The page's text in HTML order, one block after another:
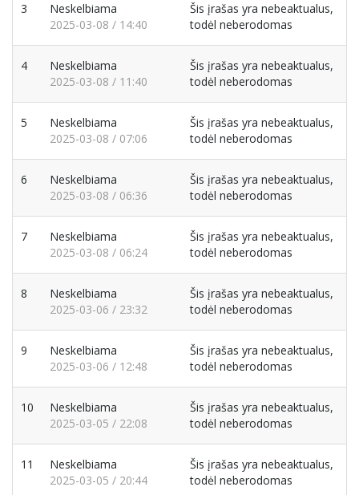
3
Neskelbiama
2025-03-08 / 14:40
Šis įrašas yra nebeaktualus,
todėl neberodomas
4
Neskelbiama
2025-03-08 / 11:40
Šis įrašas yra nebeaktualus,
todėl neberodomas
5
Neskelbiama
2025-03-08 / 07:06
Šis įrašas yra nebeaktualus,
todėl neberodomas
6
Neskelbiama
2025-03-08 / 06:36
Šis įrašas yra nebeaktualus,
todėl neberodomas
7
Neskelbiama
2025-03-08 / 06:24
Šis įrašas yra nebeaktualus,
todėl neberodomas
8
Neskelbiama
2025-03-06 / 23:32
Šis įrašas yra nebeaktualus,
todėl neberodomas
9
Neskelbiama
2025-03-06 / 12:48
Šis įrašas yra nebeaktualus,
todėl neberodomas
10
Neskelbiama
2025-03-05 / 22:08
Šis įrašas yra nebeaktualus,
todėl neberodomas
11
Neskelbiama
2025-03-05 / 20:44
Šis įrašas yra nebeaktualus,
todėl neberodomas